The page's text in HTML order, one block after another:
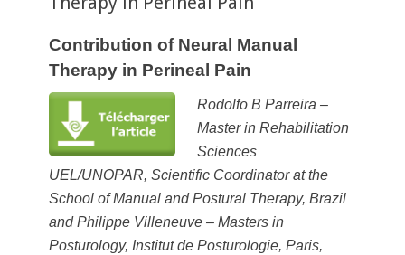
Contribution of Neural Manual
Therapy in Perineal Pain
Rodolfo B Parreira –
Master in Rehabilitation
Sciences
UEL/UNOPAR, Scientific Coordinator at the
School of Manual and Postural Therapy, Brazil
andPhilippe Villeneuve – Masters in
Posturology, Institut de Posturologie, Paris,